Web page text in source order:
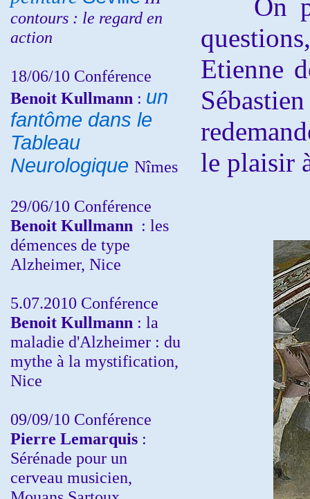
contours : le regard en
action
18/06/10 Conférence
Benoit Kullmann : un
fantôme dans le
Tableau
Neurologique Nîmes
29/06/10 Conférence
Benoit Kullmann : les
démences de type
Alzheimer, Nice
5.07.2010 Conférence
Benoit Kullmann : la
maladie d'Alzheimer : du
mythe à la mystification,
Nice
09/09/10 Conférence
Pierre Lemarquis :
Sérénade pour un
cerveau musicien,
On
Etienne
le plaisir